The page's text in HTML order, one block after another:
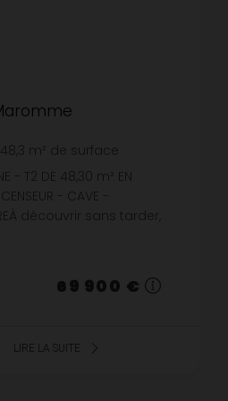
48,3 m² de surface
- T2 DE 48,30 m² EN
- CAVE -
découvrir sans tarder,
69 900 €
LIRE LA SUITE